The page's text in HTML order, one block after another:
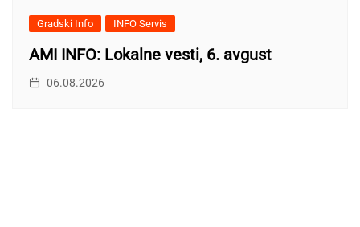
Gradski Info INFO Servis
AMI INFO: Lokalne vesti, 6. avgust
06.08.2026